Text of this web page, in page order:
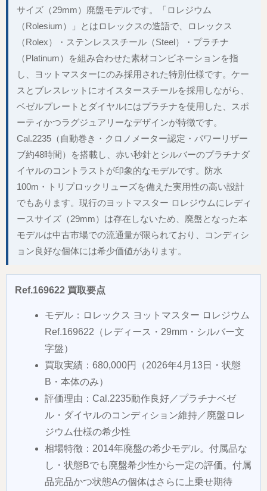
サイズ（29mm）廃盤モデルです。「ロレジウム
（Rolesium）」とはロレックスの造語で、ロレックス
（Rolex）・ステンレススチール（Steel）・プラチナ
（Platinum）を組み合わせた素材コンビネーションを指
し、ヨットマスターにのみ採用された特別仕様です。ケー
スとブレスレットにオイスタースチールを採用しながら、
ベゼルプレートとダイヤルにはプラチナを使用した、スポ
ーティかつラグジュアリーなデザインが特徴です。
Cal.2235（自動巻き・クロノメーター認定・パワーリザー
ブ約48時間）を搭載し、赤い秒針とシルバーのプラチナダ
イヤルのコントラストが印象的なモデルです。防水
100m・トリプロックリューズを備えた実用性の高い設計
でもあります。現行のヨットマスター ロレジウムにレディ
ースサイズ（29mm）は存在しないため、廃盤となった本
モデルは中古市場での流通量が限られており、コンディシ
ョン良好な個体には希少価値があります。
Ref.169622 買取要点
モデル：ロレックス ヨットマスター ロレジウム
Ref.169622（レディース・29mm・シルバー文
字盤）
買取実績：680,000円（2026年4月13日・状態
B・本体のみ）
評価理由：Cal.2235動作良好／プラチナベゼ
ル・ダイヤルのコンディション維持／廃盤ロレ
ジウム仕様の希少性
相場特徴：2014年廃盤の希少モデル。付属品な
し・状態Bでも廃盤希少性から一定の評価。付属
品完品かつ状態Aの個体はさらに上乗せ期待